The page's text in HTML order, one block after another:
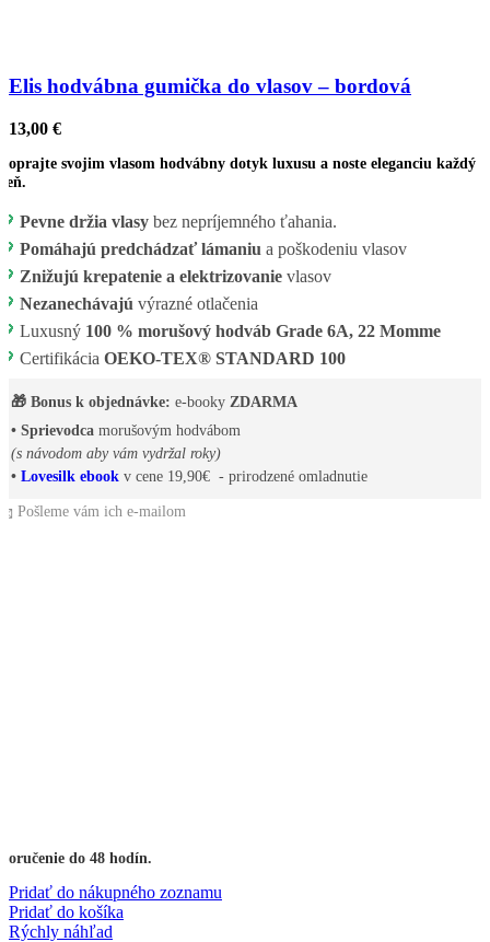
Elis hodvábna gumička do vlasov – bordová
13,00 €
svojim vlasom hodvábny dotyk luxusu a noste eleganciu každý
Pevne držia vlasy bez nepríjemného ťahania.
Pomáhajú predchádzať lámaniu a poškodeniu vlasov
Znižujú krepatenie a elektrizovanie vlasov
Nezanechávajú výrazné otlačenia
Luxusný 100 % morušový hodváb Grade 6A, 22 Momme
Certifikácia OEKO-TEX® STANDARD 100
🎁 Bonus k objednávke: e-booky ZDARMA
• Sprievodca morušovým hodvábom
(s návodom aby vám vydržal roky)
• Lovesilk ebook v cene 19,90€ - prirodzené omladnutie
Pošleme vám ich e-mailom
do 48 hodín.
Pridať do nákupného zoznamu
Pridať do košíka
Rýchly náhľad